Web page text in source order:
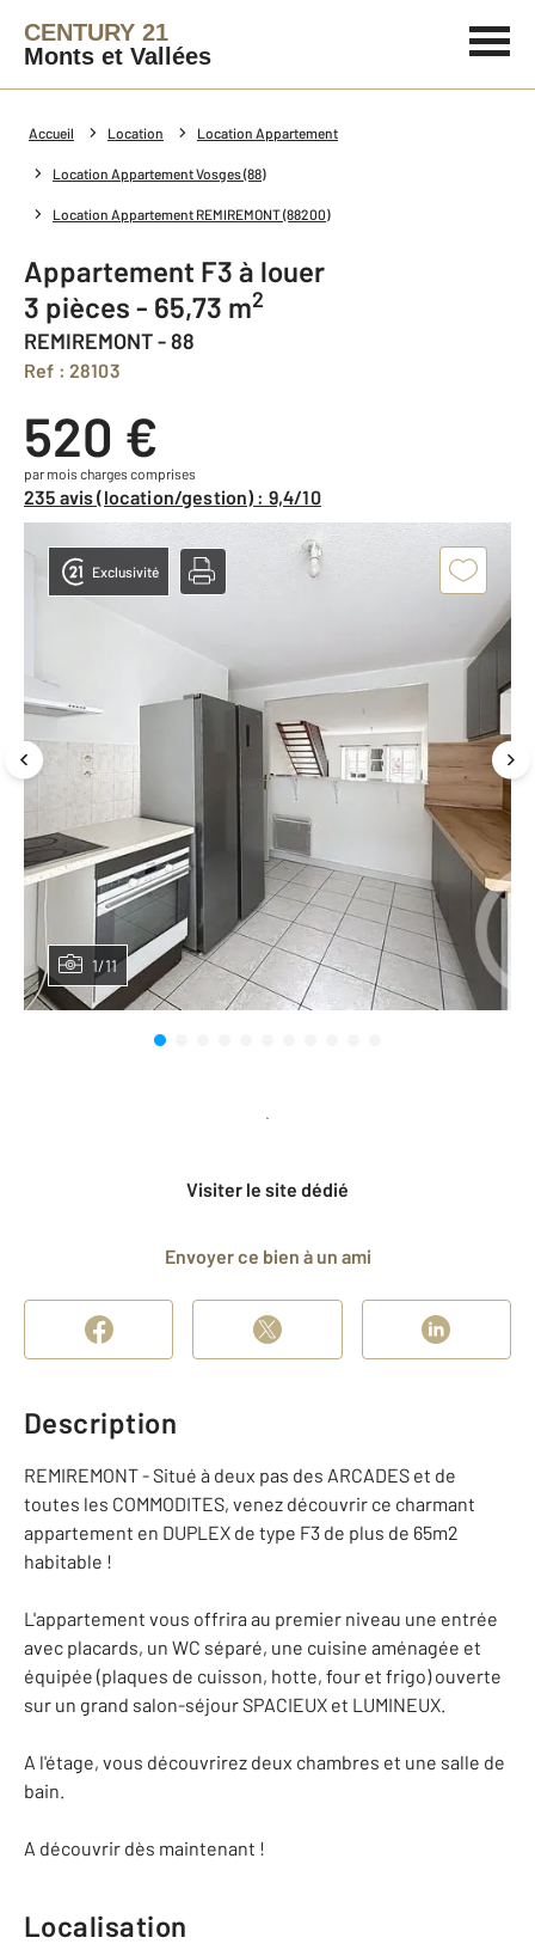
CENTURY 21
Monts et Vallées
Accueil Location Location Appartement
Location Appartement Vosges (88)
Location Appartement REMIREMONT (88200)
Appartement F3 à louer
3 pièces - 65,73 m2
REMIREMONT - 88
Ref : 28103
520 €
par mois charges comprises
235 avis (location/gestion) : 9,4/10
1/11
Exclusivité
Visiter le site dédié
Envoyer ce bien à un ami
Description
REMIREMONT - Situé à deux pas des ARCADES et de
toutes les COMMODITES, venez découvrir ce charmant
appartement en DUPLEX de type F3 de plus de 65m2
habitable !
L'appartement vous offrira au premier niveau une entrée
avec placards, un WC séparé, une cuisine aménagée et
équipée (plaques de cuisson, hotte, four et frigo) ouverte
sur un grand salon-séjour SPACIEUX et LUMINEUX.
A l'étage, vous découvrirez deux chambres et une salle de
bain.
A découvrir dès maintenant !
Localisation